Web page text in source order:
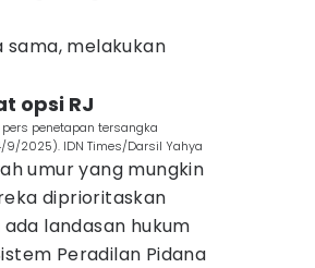
melakukan
opsi RJ
penetapan tersangka
9/2025). IDN Times/Darsil Yahya
umur yang mungkin
diprioritaskan
landasan hukum
Peradilan Pidana